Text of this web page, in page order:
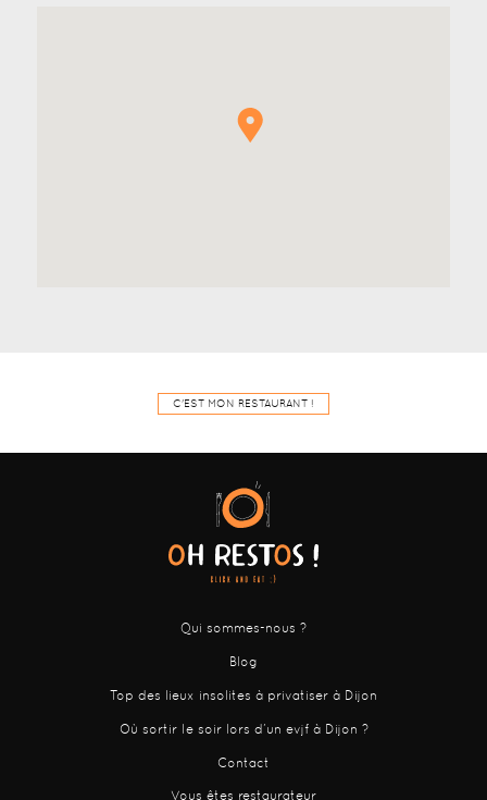
C'EST MON RESTAURANT !
Qui sommes-nous ?
Blog
Top des lieux insolites à privatiser à Dijon
Où sortir le soir lors d’un evjf à Dijon ?
Contact
Vous êtes restaurateur